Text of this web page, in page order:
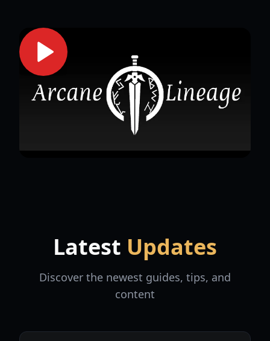
Latest Updates
Discover the newest guides, tips, and
content